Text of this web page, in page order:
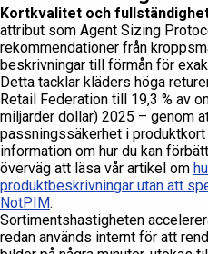
Kortkvalitet och
attribut som Agent Sizing
rekommendationer från
beskrivningar till förmån för
Detta tacklar kläders höga
Retail Federation till 19,3 % av
miljarder dollar) 2025 – genom
passningssäkerhet i
information om hur du kan
överväg att läsa vår artikel om
produktbeskrivningar utan att
NotPIM.
Sortimentshastigheten
redan används internt för att